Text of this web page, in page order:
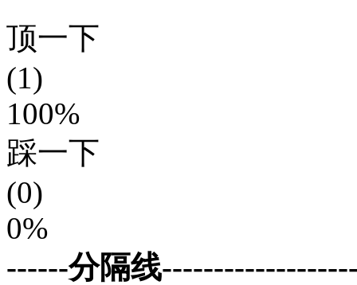
顶一下
(1)
100%
踩一下
(0)
0%
------分隔线